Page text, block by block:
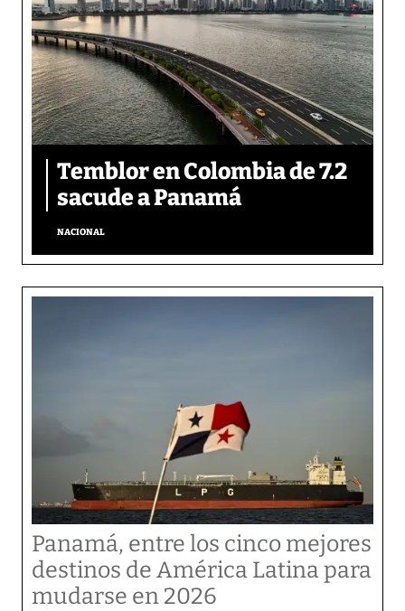
Temblor en Colombia de 7.2
sacude a Panamá
NACIONAL
Panamá, entre los cinco mejores
destinos de América Latina para
mudarse en 2026